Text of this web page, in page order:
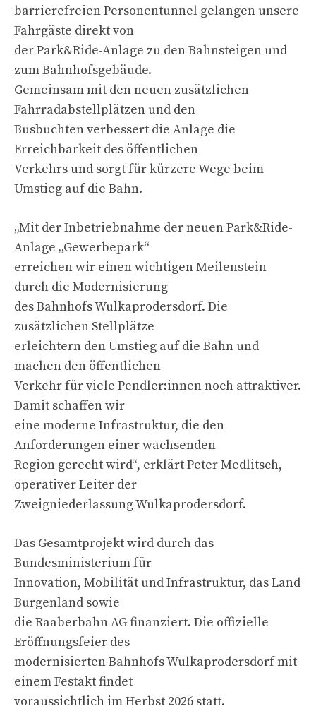
barrierefreien Personentunnel gelangen unsere
Fahrgäste direkt von
der Park&Ride-Anlage zu den Bahnsteigen und
zum Bahnhofsgebäude.
Gemeinsam mit den neuen zusätzlichen
Fahrradabstellplätzen und den
Busbuchten verbessert die Anlage die
Erreichbarkeit des öffentlichen
Verkehrs und sorgt für kürzere Wege beim
Umstieg auf die Bahn.
„Mit der Inbetriebnahme der neuen Park&Ride-
Anlage „Gewerbepark“
erreichen wir einen wichtigen Meilenstein
durch die Modernisierung
des Bahnhofs Wulkaprodersdorf. Die
zusätzlichen Stellplätze
erleichtern den Umstieg auf die Bahn und
machen den öffentlichen
Verkehr für viele Pendler:innen noch attraktiver.
Damit schaffen wir
eine moderne Infrastruktur, die den
Anforderungen einer wachsenden
Region gerecht wird“, erklärt Peter Medlitsch,
operativer Leiter der
Zweigniederlassung Wulkaprodersdorf.
Das Gesamtprojekt wird durch das
Bundesministerium für
Innovation, Mobilität und Infrastruktur, das Land
Burgenland sowie
die Raaberbahn AG finanziert. Die offizielle
Eröffnungsfeier des
modernisierten Bahnhofs Wulkaprodersdorf mit
einem Festakt findet
voraussichtlich im Herbst 2026 statt.